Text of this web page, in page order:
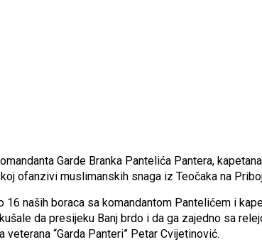
Garde Branka Pantelića Pantera,
ofanzivi muslimanskih snaga iz Teočaka na
16 naših boraca sa komandantom Pantelićem i
da presijeku Banj brdo i da ga zajedno sa
veterana “Garda Panteri” Petar Cvijetinović.